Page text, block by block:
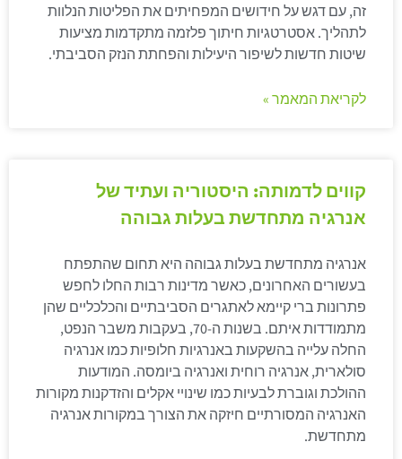
זה, עם דגש על חידושים המפחיתים את הפליטות הנלוות
לתהליך. אסטרטגיות חיתוך פלזמה מתקדמות מציעות
שיטות חדשות לשיפור היעילות והפחתת הנזק הסביבתי.
לקריאת המאמר »
קווים לדמותה: היסטוריה ועתיד של
אנרגיה מתחדשת בעלות גבוהה
אנרגיה מתחדשת בעלות גבוהה היא תחום שהתפתח
בעשורים האחרונים, כאשר מדינות רבות החלו לחפש
פתרונות ברי קיימא לאתגרים הסביבתיים והכלכליים שהן
מתמודדות איתם. בשנות ה-70, בעקבות משבר הנפט,
החלה עלייה בהשקעות באנרגיות חלופיות כמו אנרגיה
סולארית, אנרגיה רוחית ואנרגיה ביומסה. המודעות
ההולכת וגוברת לבעיות כמו שינויי אקלים והזדקנות מקורות
האנרגיה המסורתיים חיזקה את הצורך במקורות אנרגיה
מתחדשת.